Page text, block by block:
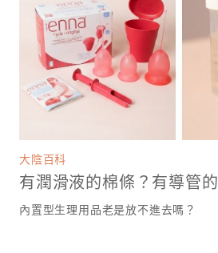
大陰百科
有潤滑液的棉條？有導管
內置型生理用品老是放不進去嗎？